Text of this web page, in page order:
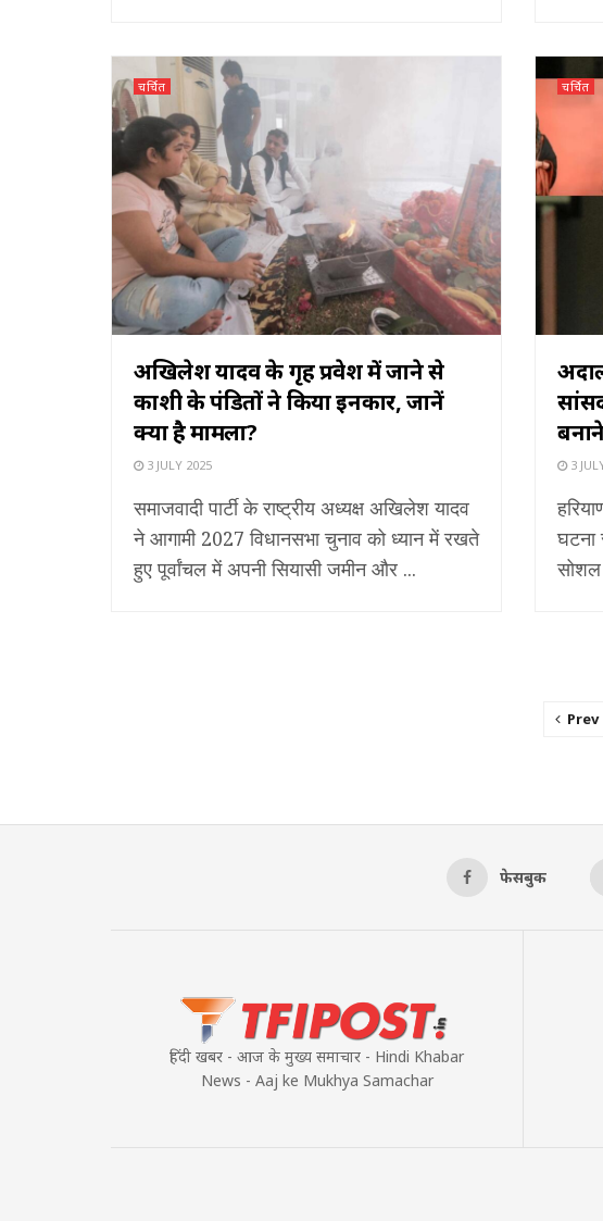
चर्चित
अखिलेश यादव के गृह प्रवेश में जाने से
काशी के पंडितों ने किया इनकार, जानें
क्या है मामला?
3 JULY 2025
समाजवादी पार्टी के राष्ट्रीय अध्यक्ष अखिलेश यादव
ने आगामी 2027 विधानसभा चुनाव को ध्यान में रखते
हुए पूर्वांचल में अपनी सियासी जमीन और ...
चर्चित
3
घटना
सोशल
Prev
फेसबुक
हिंदी खबर - आज के मुख्य समाचार - Hindi Khabar
News - Aaj ke Mukhya Samachar